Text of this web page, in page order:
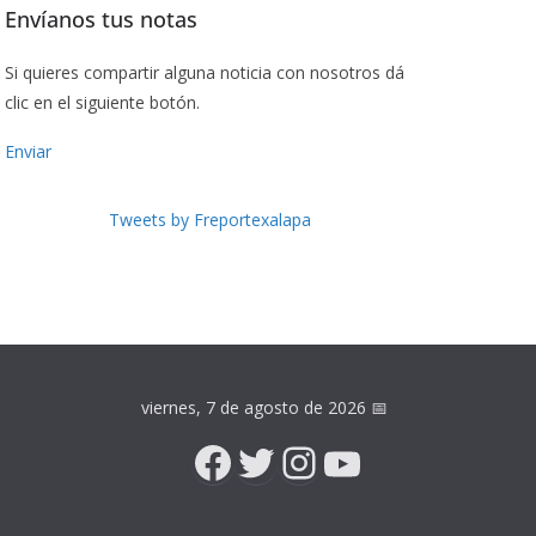
Envíanos tus notas
Si quieres compartir alguna noticia con nosotros dá
clic en el siguiente botón.
Enviar
Tweets by Freportexalapa
viernes, 7 de agosto de 2026 📅
Facebook
Twitter
Instagram
YouTube